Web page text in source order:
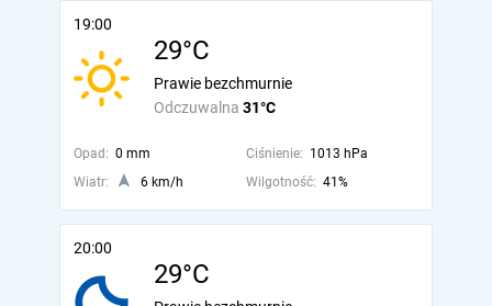
19:00
29°C
Odczuwalna 31°C
Prawie bezchmurnie
Opad: 0 mm Ciśnienie: 1013 hPa
Wiatr:
6 km/h Wilgotność: 41%
20:00
29°C